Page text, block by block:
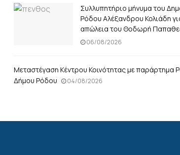
Συλλυπητήριο μήνυμα του
Ρόδου Αλέξανδρου Κολιάδη
απώλεια του Θοδωρή
06/08/2026
Μεταστέγαση Κέντρου Κοινότητας με παράρτημα
Δήμου Ρόδου
04/08/2026